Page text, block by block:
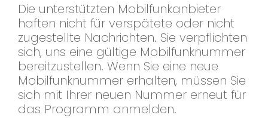
Die unterstützten Mobilfunkanbieter
haften nicht für verspätete oder nicht
zugestellte Nachrichten. Sie verpflichten
sich, uns eine gültige Mobilfunknummer
bereitzustellen. Wenn Sie eine neue
Mobilfunknummer erhalten, müssen Sie
sich mit Ihrer neuen Nummer erneut für
das Programm anmelden.